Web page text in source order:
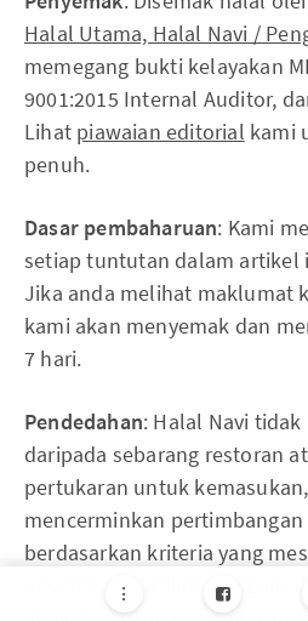
Halal Utama, Halal Navi /
memegang bukti kelayakan
9001:2015 Internal Auditor,
Lihat piawaian editorial kami
penuh.
Dasar pembaharuan: Kami
setiap tuntutan dalam artikel
Jika anda melihat maklumat
kami akan menyemak dan
7 hari.
Pendedahan: Halal Navi
daripada sebarang restoran
pertukaran untuk
mencerminkan
berdasarkan kriteria yang
Sesetengah artikel